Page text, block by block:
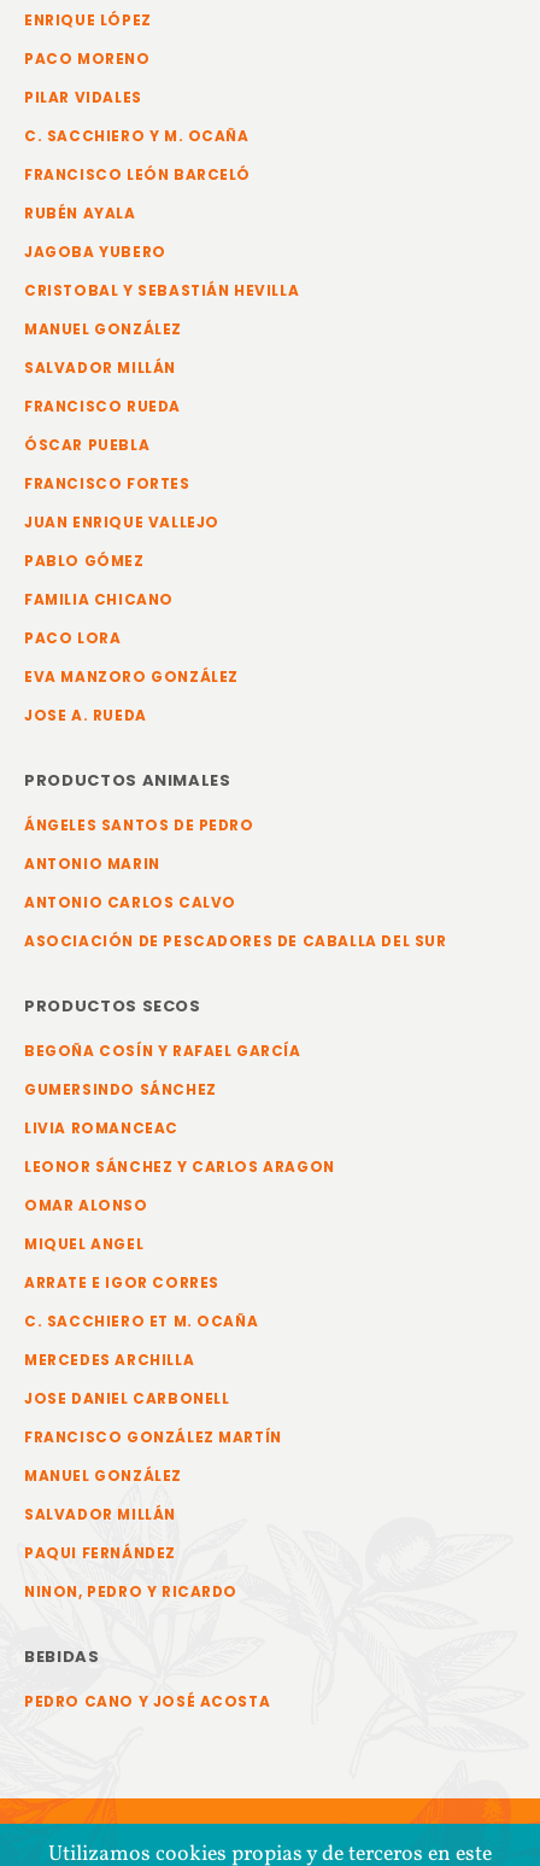
ENRIQUE LÓPEZ
PACO MORENO
PILAR VIDALES
C. SACCHIERO Y M. OCAÑA
FRANCISCO LEÓN BARCELÓ
RUBÉN AYALA
JAGOBA YUBERO
CRISTOBAL Y SEBASTIÁN HEVILLA
MANUEL GONZÁLEZ
SALVADOR MILLÁN
FRANCISCO RUEDA
ÓSCAR PUEBLA
FRANCISCO FORTES
JUAN ENRIQUE VALLEJO
PABLO GÓMEZ
FAMILIA CHICANO
PACO LORA
EVA MANZORO GONZÁLEZ
JOSE A. RUEDA
PRODUCTOS ANIMALES
ÁNGELES SANTOS DE PEDRO
ANTONIO MARIN
ANTONIO CARLOS CALVO
ASOCIACIÓN DE PESCADORES DE CABALLA DEL SUR
PRODUCTOS SECOS
BEGOÑA COSÍN Y RAFAEL GARCÍA
GUMERSINDO SÁNCHEZ
LIVIA ROMANCEAC
LEONOR SÁNCHEZ Y CARLOS ARAGON
OMAR ALONSO
MIQUEL ANGEL
ARRATE E IGOR CORRES
C. SACCHIERO ET M. OCAÑA
MERCEDES ARCHILLA
JOSE DANIEL CARBONELL
FRANCISCO GONZÁLEZ MARTÍN
MANUEL GONZÁLEZ
SALVADOR MILLÁN
PAQUI FERNÁNDEZ
NINON, PEDRO Y RICARDO
BEBIDAS
PEDRO CANO Y JOSÉ ACOSTA
Utilizamos cookies propias y de terceros en este